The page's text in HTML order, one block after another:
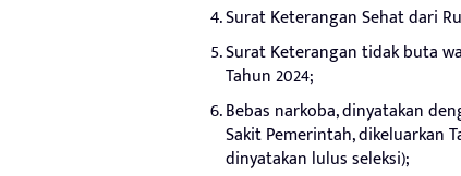
Surat Keterangan Sehat dari
Surat Keterangan tidak buta
Tahun 2024;
Bebas narkoba, dinyatakan
Sakit Pemerintah, dikeluarkan
dinyatakan lulus seleksi);